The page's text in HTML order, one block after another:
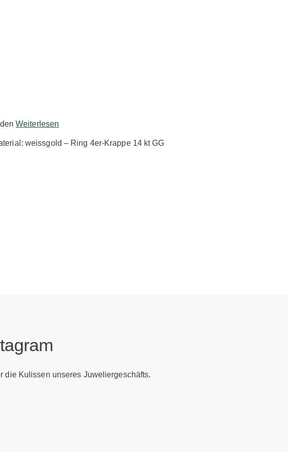
Weiterlesen
die Kulissen unseres Juweliergeschäfts.